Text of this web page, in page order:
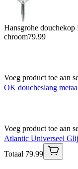
Hansgrohe douchekop
chroom79.99
Voeg product toe aan
OK doucheslang
Voeg product toe aan
Atlantic Universeel
Totaal 79.99